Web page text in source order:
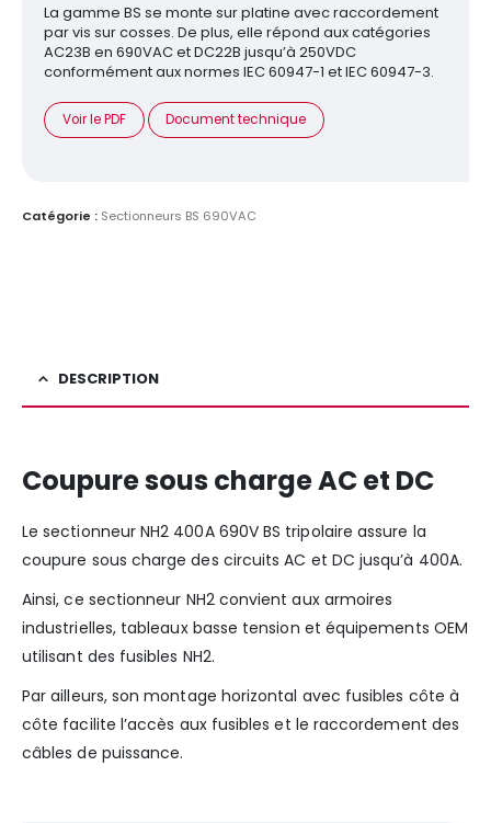
La gamme BS se monte sur platine avec raccordement
par vis sur cosses. De plus, elle répond aux catégories
AC23B en 690VAC et DC22B jusqu’à 250VDC
conformément aux normes IEC 60947-1 et IEC 60947-3.
Voir le PDF Document technique
Catégorie : Sectionneurs BS 690VAC
DESCRIPTION
Coupure sous charge AC et DC
Le sectionneur NH2 400A 690V BS tripolaire assure la
coupure sous charge des circuits AC et DC jusqu’à 400A.
Ainsi, ce sectionneur NH2 convient aux armoires
industrielles, tableaux basse tension et équipements OEM
utilisant des fusibles NH2.
Par ailleurs, son montage horizontal avec fusibles côte à
côte facilite l’accès aux fusibles et le raccordement des
câbles de puissance.